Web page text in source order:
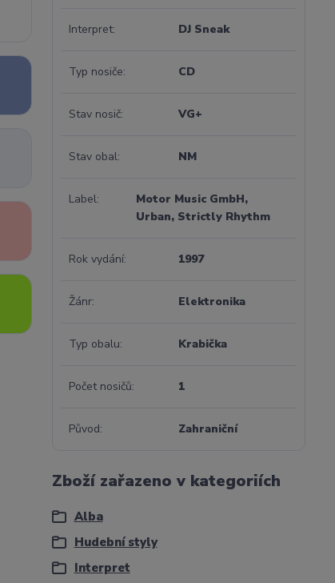
Interpret DJ Sneak
Typ nosiče CD
Stav nosič VG+
Stav obal NM
Label
Motor Music GmbH,
Urban, Strictly Rhythm
Rok vydání 1997
Žánr Elektronika
Typ obalu Krabička
Počet nosičů 1
Původ Zahraniční
Zboží zařazeno v kategoriích
Alba
Hudební styly
Interpret